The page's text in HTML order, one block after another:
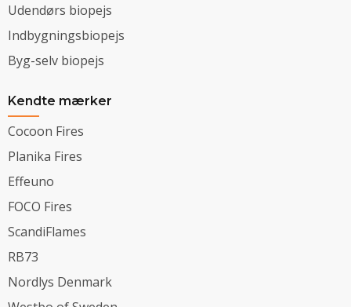
Udendørs biopejs
Indbygningsbiopejs
Byg-selv biopejs
Kendte mærker
Cocoon Fires
Planika Fires
Effeuno
FOCO Fires
ScandiFlames
RB73
Nordlys Denmark